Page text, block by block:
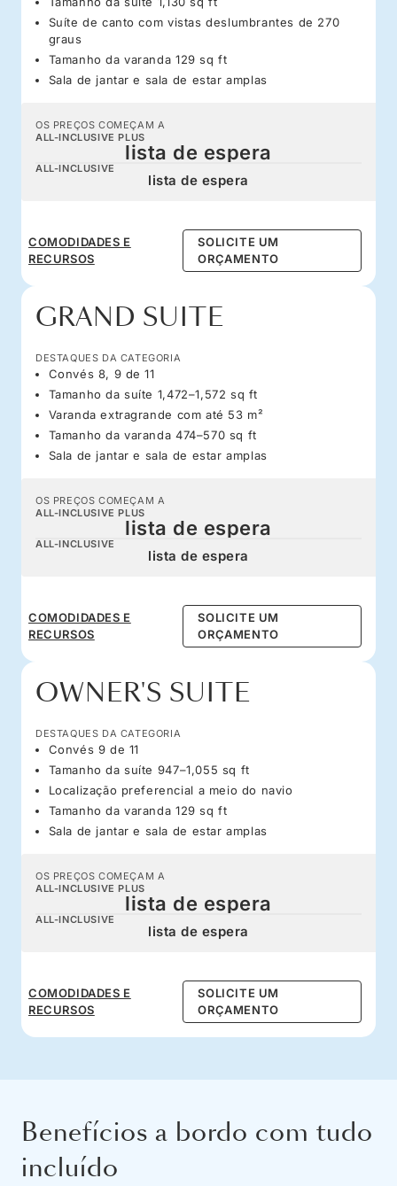
Suíte de canto com vistas deslumbrantes de 270
graus
Tamanho da varanda 129 sq ft
Sala de jantar e sala de estar amplas
OS PREÇOS COMEÇAM A
ALL-INCLUSIVE PLUS
lista de espera
ALL-INCLUSIVE
lista de espera
COMODIDADES E
RECURSOS
SOLICITE UM
ORÇAMENTO
GRAND SUITE
DESTAQUES DA CATEGORIA
Convés 8, 9 de 11
Tamanho da suíte 1,472–1,572 sq ft
Varanda extragrande com até 53 m²
Tamanho da varanda 474–570 sq ft
Sala de jantar e sala de estar amplas
OS PREÇOS COMEÇAM A
ALL-INCLUSIVE PLUS
lista de espera
ALL-INCLUSIVE
lista de espera
COMODIDADES E
RECURSOS
SOLICITE UM
ORÇAMENTO
OWNER'S SUITE
DESTAQUES DA CATEGORIA
Convés 9 de 11
Tamanho da suíte 947–1,055 sq ft
Localização preferencial a meio do navio
Tamanho da varanda 129 sq ft
Sala de jantar e sala de estar amplas
OS PREÇOS COMEÇAM A
ALL-INCLUSIVE PLUS
lista de espera
ALL-INCLUSIVE
lista de espera
COMODIDADES E
RECURSOS
SOLICITE UM
ORÇAMENTO
Benefícios a bordo com tudo
incluído